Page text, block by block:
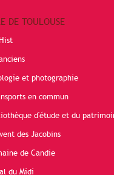
DE TOULOUSE
et photographie
en commun
d'étude et du
des Jacobins
de Candie
du Midi